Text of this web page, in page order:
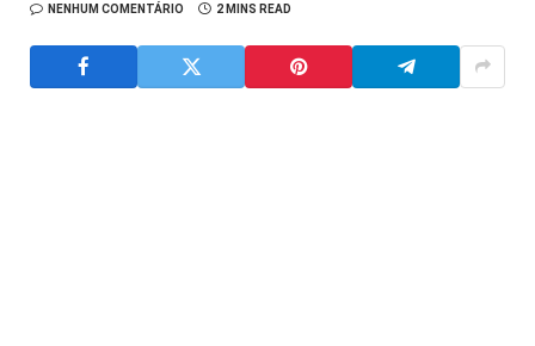
NENHUM COMENTÁRIO 2 MINS READ